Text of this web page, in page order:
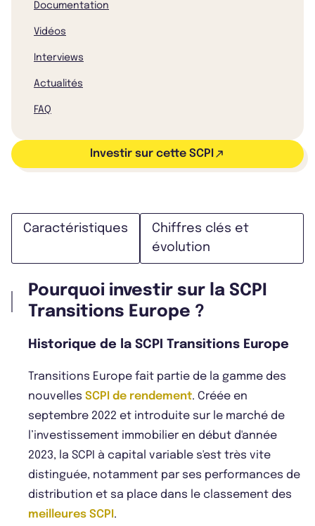
Documentation
Vidéos
Interviews
Actualités
FAQ
Investir sur cette SCPI
Caractéristiques
Chiffres clés et
évolution
Pourquoi investir sur la SCPI
Transitions Europe ?
Historique de la SCPI Transitions Europe
Transitions Europe fait partie de la gamme des
nouvelles SCPI de rendement. Créée en
septembre 2022 et introduite sur le marché de
l’investissement immobilier en début d'année
2023, la SCPI à capital variable s'est très vite
distinguée, notamment par ses performances de
distribution et sa place dans le classement des
meilleures SCPI.